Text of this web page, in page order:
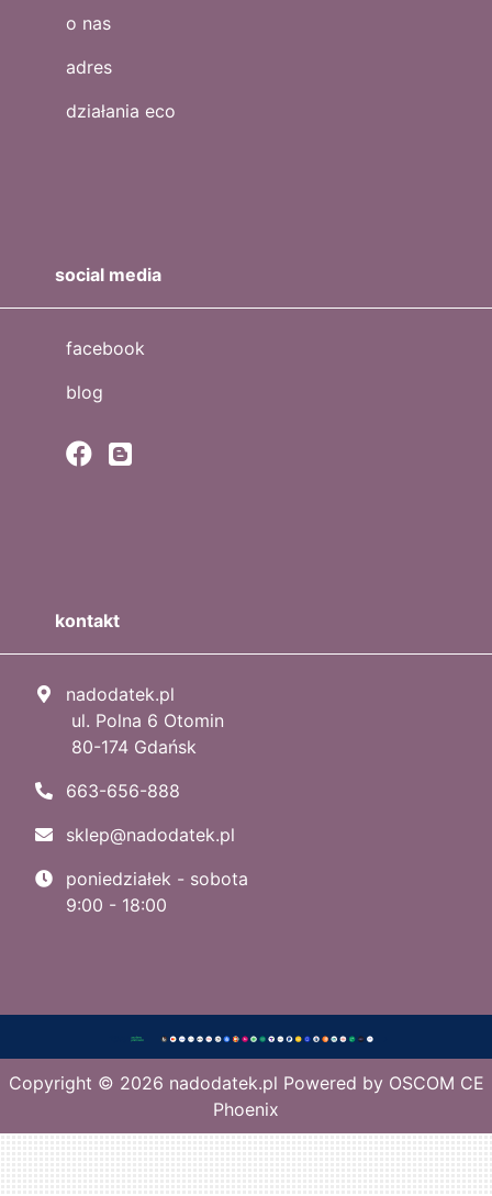
o nas
adres
działania eco
social media
facebook
blog
kontakt
nadodatek.pl
ul. Polna 6 Otomin
80-174 Gdańsk
663-656-888
sklep@nadodatek.pl
poniedziałek - sobota
9:00 - 18:00
Copyright © 2026 nadodatek.pl Powered by OSCOM CE
Phoenix